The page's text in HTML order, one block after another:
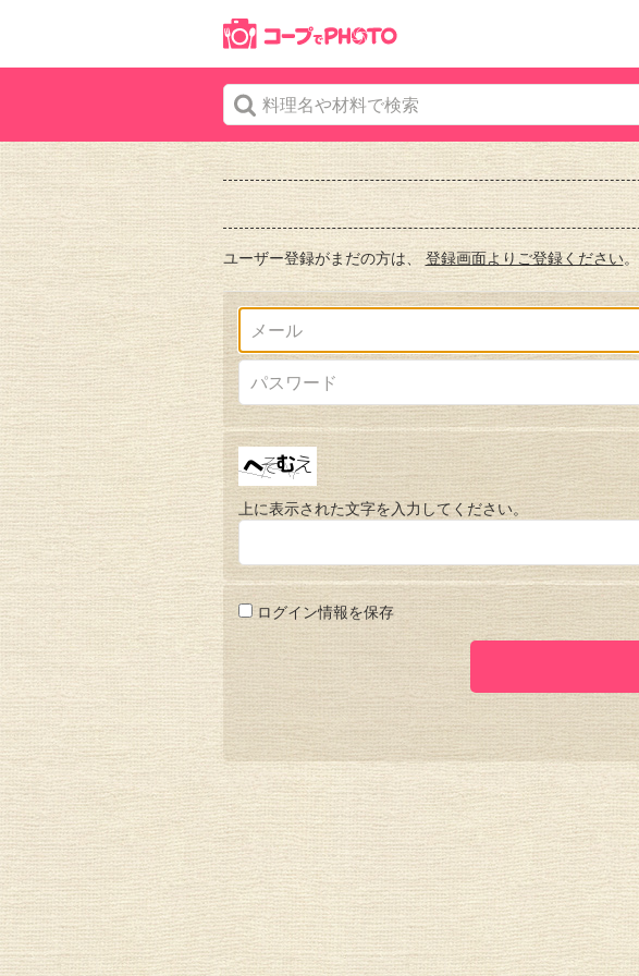
ユーザー登録がまだの方は、登録画面よりご登録ください。
上に表示された文字を入力してください。
ログイン情報を保存